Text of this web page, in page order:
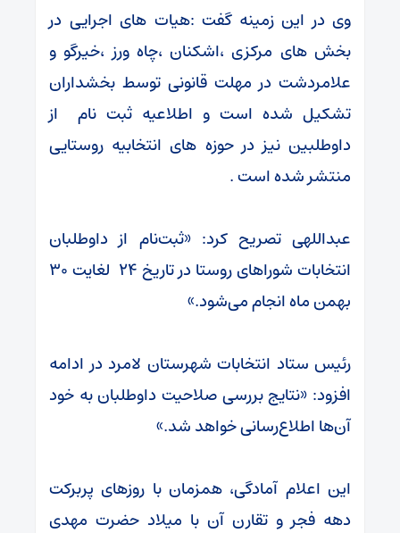
وی در این زمینه گفت :هیات های اجرایی در
بخش های مرکزی ،اشکنان ،چاه ورز ،خیرگو و
علامردشت در مهلت قانونی توسط بخشداران
تشکیل شده است و اطلاعیه ثبت نام از
داوطلبین نیز در حوزه های انتخابیه روستایی
منتشر شده است .
عبداللهی تصریح کرد: «ثبت‌نام از داوطلبان
انتخابات شوراهای روستا در تاریخ ۲۴ لغایت ۳۰
بهمن ماه انجام می‌شود.»
رئیس ستاد انتخابات شهرستان لامرد در ادامه
افزود: «نتایج بررسی صلاحیت داوطلبان به خود
آن‌ها اطلاع‌رسانی خواهد شد.»
این اعلام آمادگی، همزمان با روزهای پربرکت
دهه فجر و تقارن آن با میلاد حضرت مهدی